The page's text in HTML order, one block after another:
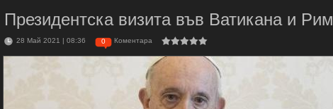
Президентска визита във Ватикана и Рим
28 Май 2021 | 08:36 0 Коментара